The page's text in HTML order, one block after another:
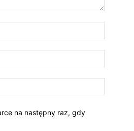
na następny raz, gdy